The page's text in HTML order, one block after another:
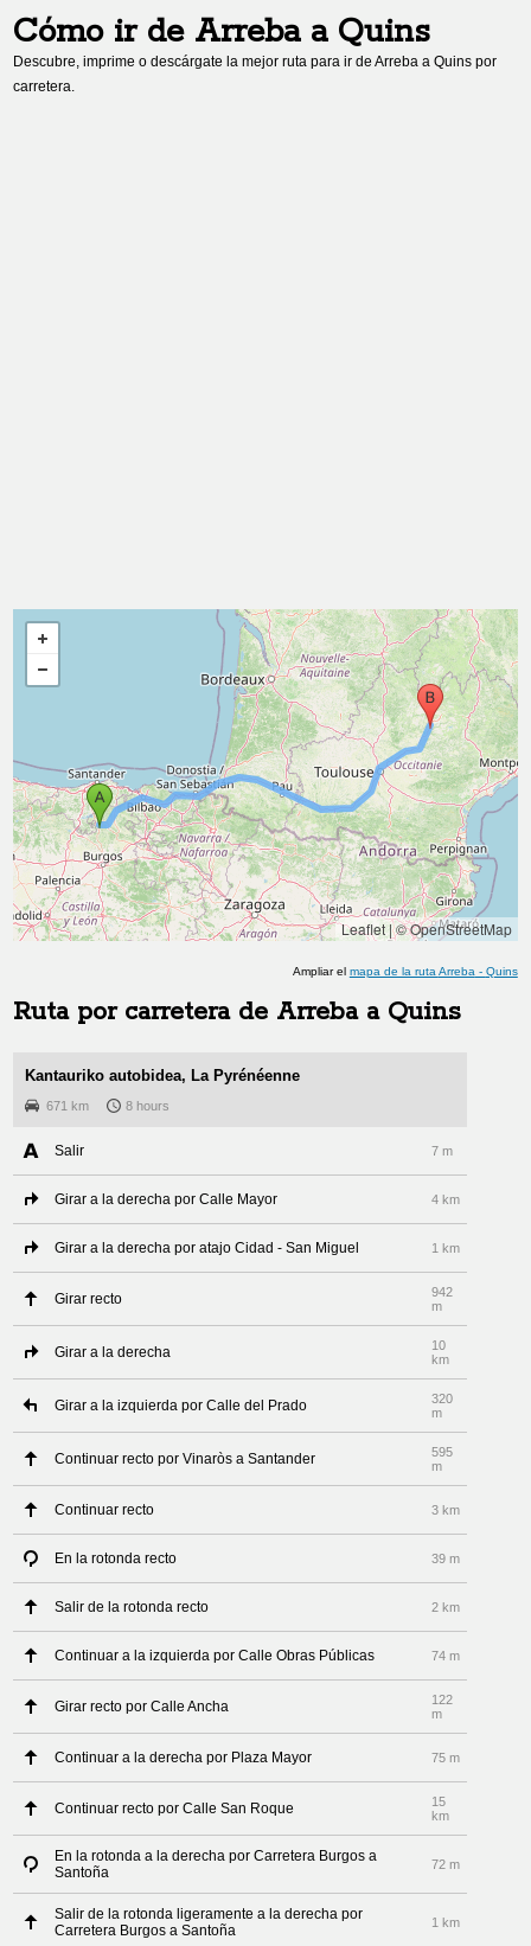
Cómo ir de Arrebaa Quins
Descubre, imprime o descárgate la mejor ruta para ir deArreba aQuins por
carretera.
Leaflet|© OpenStreetMap
Ampliar el mapa de la ruta Arreba - Quins
Ruta por carretera de Arrebaa Quins
Kantauriko autobidea, La Pyrénéenne
671 km 8 hours
Salir 7 m
Girar a la derecha por Calle Mayor 4 km
Girar a la derecha por atajo Cidad - San Miguel 1 km
Girar recto
942
m
Girar a la derecha
10
km
Girar a la izquierda por Calle del Prado
320
m
Continuar recto por Vinaròs a Santander
595
m
Continuar recto 3 km
En la rotonda recto 39 m
Salir de la rotonda recto 2 km
Continuar a la izquierda por Calle Obras Públicas 74 m
Girar recto por Calle Ancha
122
m
Continuar a la derecha por Plaza Mayor 75 m
Continuar recto por Calle San Roque
15
km
En la rotonda a la derecha por Carretera Burgos a
Santoña
72 m
Salir de la rotonda ligeramente a la derecha por
Carretera Burgos a Santoña
1 km